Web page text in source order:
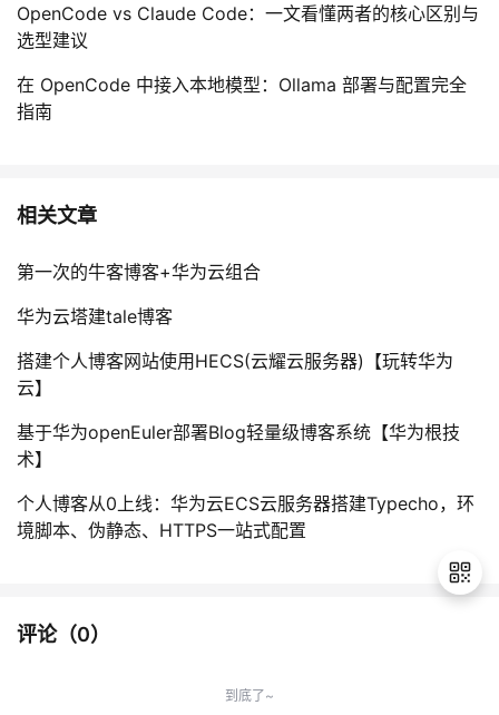
OpenCode vs Claude Code：一文看懂两者的核心区别与
选型建议
在 OpenCode 中接入本地模型：Ollama 部署与配置完全
指南
相关文章
第一次的牛客博客+华为云组合
华为云塔建tale博客
搭建个人博客网站使用HECS(云耀云服务器)【玩转华为
云】
基于华为openEuler部署Blog轻量级博客系统【华为根技
术】
个人博客从0上线：华为云ECS云服务器搭建Typecho，环
境脚本、伪静态、HTTPS一站式配置
评论（0）
到底了~